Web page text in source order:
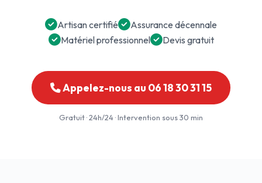
Artisan certifié
Assurance décennale
Matériel professionnel
Devis gratuit
Appelez-nous au 06 18 30 31 15
Gratuit · 24h/24 · Intervention sous 30 min